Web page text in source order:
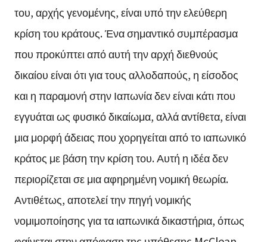
του, αρχής γενομένης, είναι υπό την ελεύθερη
κρίση του κράτους. Ένα σημαντικό συμπέρασμα
που προκύπτει από αυτή την αρχή διεθνούς
δικαίου είναι ότι για τους αλλοδαπούς, η είσοδος
και η παραμονή στην Ιαπωνία δεν είναι κάτι που
εγγυάται ως φυσικό δικαίωμα, αλλά αντίθετα, είναι
μια μορφή άδειας που χορηγείται από το ιαπωνικό
κράτος με βάση την κρίση του. Αυτή η ιδέα δεν
περιορίζεται σε μια αφηρημένη νομική θεωρία.
Αντιθέτως, αποτελεί την πηγή νομικής
νομιμοποίησης για τα ιαπωνικά δικαστήρια, όπως